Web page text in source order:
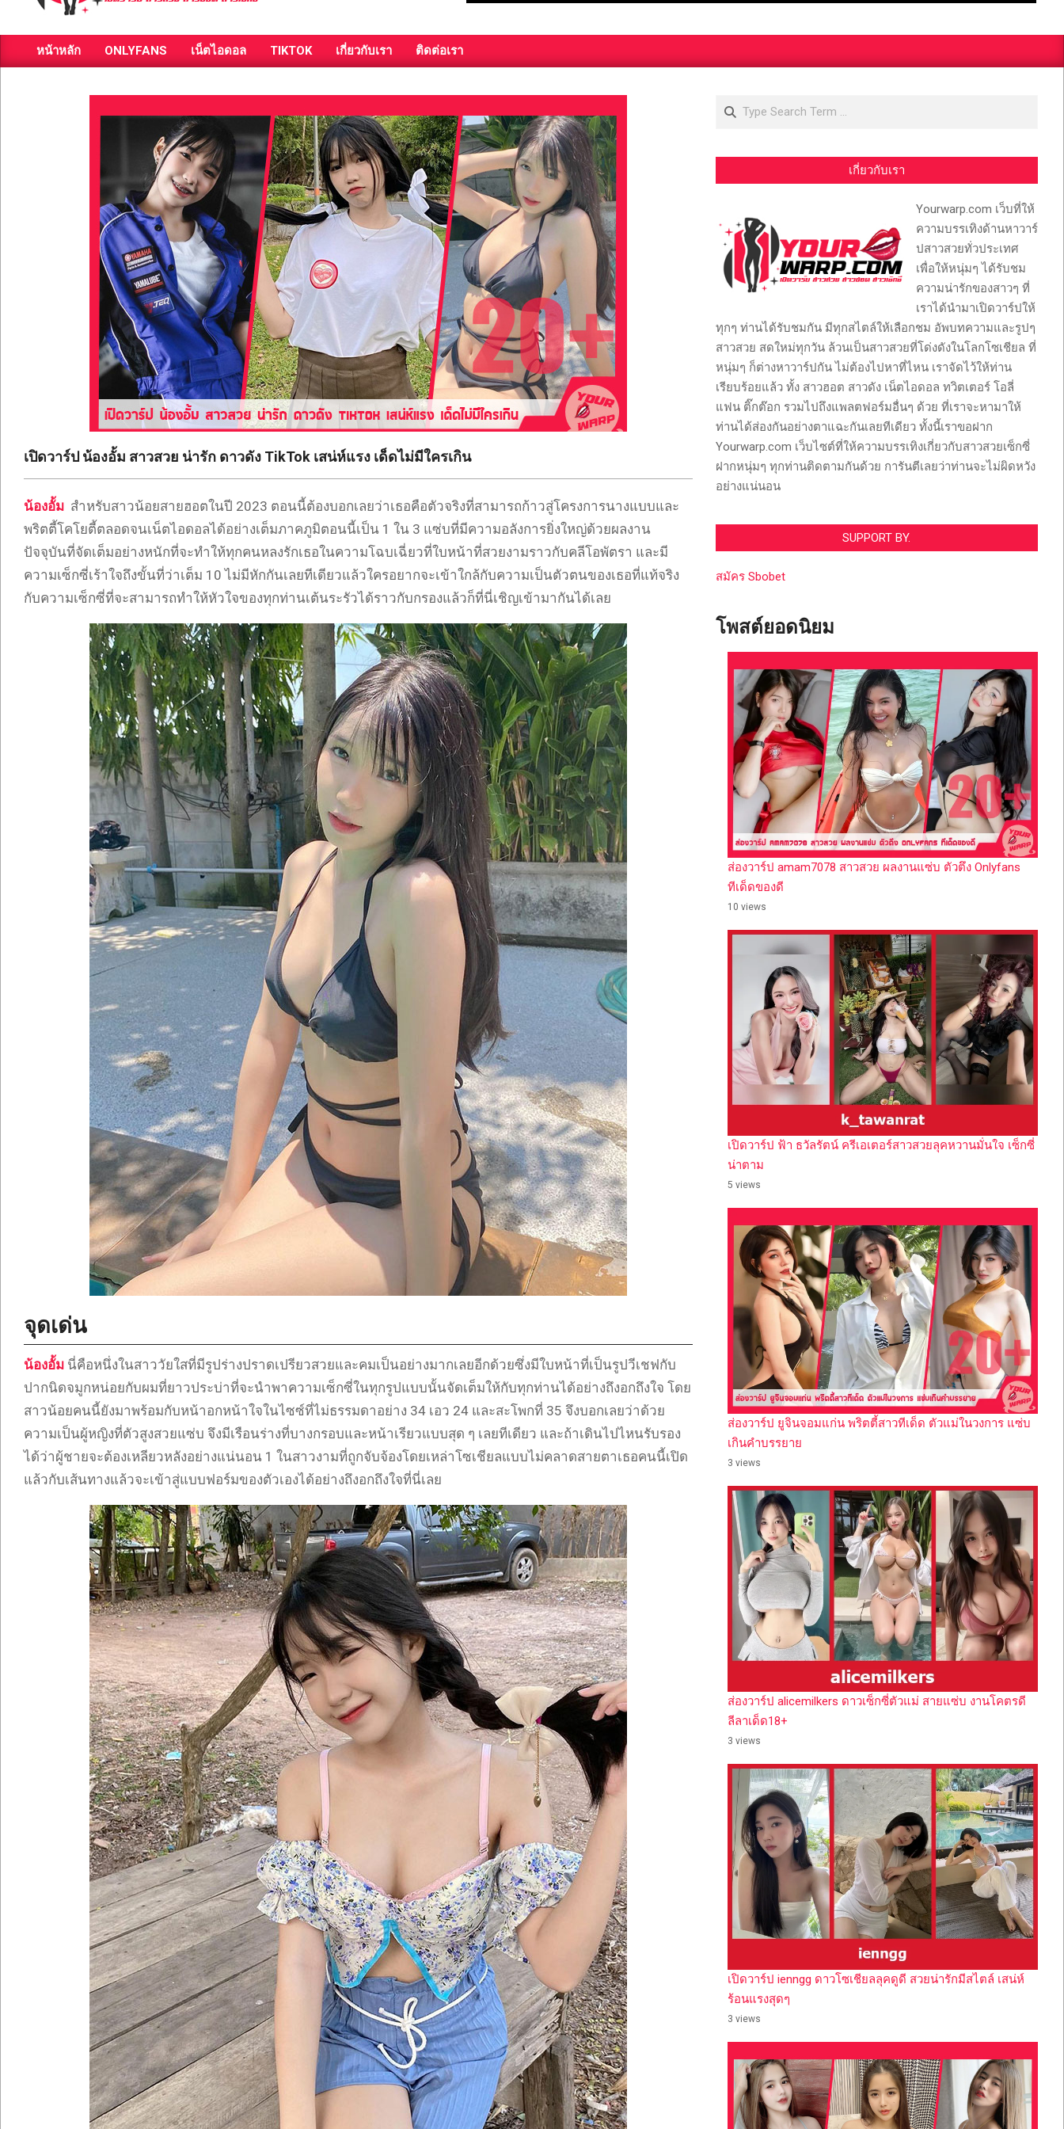
ส่อง
วาร์
กระแส
ONLYFANS
TIKTOK
Primary
หน้าหลัก ONLYFANS เน็ตไอดอล TIKTOK เกี่ยวกับเรา ติดต่อเรา
เปิดวาร์ป น้องอั้ม สาวสวย น่ารัก ดาวดัง TikTok เสน่ห์แรง เด็ดไม่มีใครเกิน
น้องอั้ม สำหรับสาวน้อยสายฮอตในปี 2023 ตอนนี้ต้องบอกเลยว่าเธอคือตัวจริงที่สามารถก้าวสู่โครงการนางแบบและ
พริตตี้โคโยตี้ตลอดจนเน็ตไอดอลได้อย่างเต็มภาคภูมิตอนนี้เป็น 1 ใน 3 แซ่บที่มีความอลังการยิ่งใหญ่ด้วยผลงาน
ปัจจุบันที่จัดเต็มอย่างหนักที่จะทำให้ทุกคนหลงรักเธอในความโฉบเฉี่ยวที่ใบหน้าที่สวยงามราวกับคลีโอพัตรา และมี
ความเซ็กซี่เร้าใจถึงขั้นที่ว่าเต็ม 10 ไม่มีหักกันเลยทีเดียวแล้วใครอยากจะเข้าใกล้กับความเป็นตัวตนของเธอที่แท้จริง
กับความเซ็กซี่ที่จะสามารถทำให้หัวใจของทุกท่านเต้นระรัวได้ราวกับกรองแล้วก็ที่นี่เชิญเข้ามากันได้เลย
จุดเด่น
น้องอั้ม นี่คือหนึ่งในสาววัยใสที่มีรูปร่างปราดเปรียวสวยและคมเป็นอย่างมากเลยอีกด้วยซึ่งมีใบหน้าที่เป็นรูปวีเชฟกับ
ปากนิดจมูกหน่อยกับผมที่ยาวประบ่าที่จะนำพาความเซ็กซี่ในทุกรูปแบบนั้นจัดเต็มให้กับทุกท่านได้อย่างถึงอกถึงใจ โดย
สาวน้อยคนนี้ยังมาพร้อมกับหน้าอกหน้าใจในไซซ์ที่ไม่ธรรมดาอย่าง 34 เอว 24 และสะโพกที่ 35 จึงบอกเลยว่าด้วย
ความเป็นผู้หญิงที่ตัวสูงสวยแซ่บ จึงมีเรือนร่างที่บางกรอบและหน้าเรียวแบบสุด ๆ เลยทีเดียว และถ้าเดินไปไหนรับรอง
ได้ว่าผู้ชายจะต้องเหลียวหลังอย่างแน่นอน 1 ในสาวงามที่ถูกจับจ้องโดยเหล่าโซเชียลแบบไม่คลาดสายตาเธอคนนี้เปิด
แล้วกับเส้นทางแล้วจะเข้าสู่แบบฟอร์มของตัวเองได้อย่างถึงอกถึงใจที่นี่เลย
Search
เกี่ยวกับเรา
Yourwarp.com เว็บที่ให้
ความบรรเทิงด้านหาวาร์
ปสาวสวยทั่วประเทศ
เพื่อให้หนุ่มๆ ได้รับชม
ความน่ารักของสาวๆ ที่
เราได้นำมาเปิดวาร์ปให้
ทุกๆ ท่านได้รับชมกัน มีทุกสไตล์ให้เลือกชม อัพบทความและรูปๆ
สาวสวย สดใหม่ทุกวัน ล้วนเป็นสาวสวยที่โด่งดังในโลกโซเชียล ที่
หนุ่มๆ ก็ต่างหาวาร์ปกัน ไม่ต้องไปหาที่ไหน เราจัดไว้ให้ท่าน
เรียบร้อยแล้ว ทั้ง สาวฮอต สาวดัง เน็ตไอดอล ทวิตเตอร์ โอลี่
แฟน ติ๊กต๊อก รวมไปถึงแพลตฟอร์มอื่นๆ ด้วย ที่เราจะหามาให้
ท่านได้ส่องกันอย่างตาแฉะกันเลยทีเดียว ทั้งนี้เราขอฝาก
Yourwarp.com เว็บไซต์ที่ให้ความบรรเทิงเกี่ยวกับสาวสวยเซ็กซี่
ฝากหนุ่มๆ ทุกท่านติดตามกันด้วย การันตีเลยว่าท่านจะไม่ผิดหวัง
อย่างแน่นอน
SUPPORT BY.
สมัคร Sbobet
โพสต์ยอดนิยม
ส่องวาร์ป amam7078 สาวสวย ผลงานแซ่บ ตัวตึง Onlyfans
ทีเด็ดของดี
10 views
เปิดวาร์ป ฟ้า ธวัลรัตน์ ครีเอเตอร์สาวสวยลุคหวานมั่นใจ เซ็กซี่
น่าตาม
5 views
ส่องวาร์ป ยูจินจอมแก่น พริตตี้สาวทีเด็ด ตัวแม่ในวงการ แซ่บ
เกินคำบรรยาย
3 views
ส่องวาร์ป alicemilkers ดาวเซ็กซี่ตัวแม่ สายแซ่บ งานโคตรดี
ลีลาเด็ด18+
3 views
เปิดวาร์ป ienngg ดาวโซเชียลลุคดูดี สวยน่ารักมีสไตล์ เสน่ห์
ร้อนแรงสุดๆ
3 views